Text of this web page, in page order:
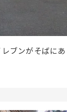
ブンがそばに